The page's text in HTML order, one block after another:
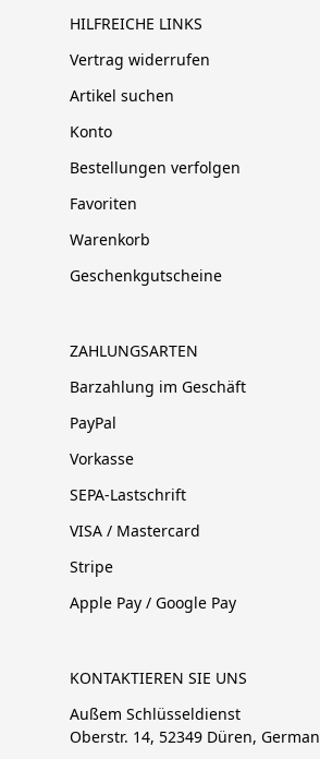
HILFREICHE LINKS
Vertrag widerrufen
Artikel suchen
Konto
Bestellungen verfolgen
Favoriten
Warenkorb
Geschenkgutscheine
ZAHLUNGSARTEN
Barzahlung im Geschäft
PayPal
Vorkasse
SEPA-Lastschrift
VISA / Mastercard
Stripe
Apple Pay / Google Pay
KONTAKTIEREN SIE UNS
Außem Schlüsseldienst
Oberstr. 14, 52349 Düren,